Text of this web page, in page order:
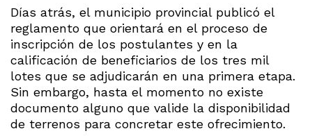
Días atrás, el municipio provincial publicó el
reglamento que orientará en el proceso de
inscripción de los postulantes y en la
calificación de beneficiarios de los tres mil
lotes que se adjudicarán en una primera etapa.
Sin embargo, hasta el momento no existe
documento alguno que valide la disponibilidad
de terrenos para concretar este ofrecimiento.